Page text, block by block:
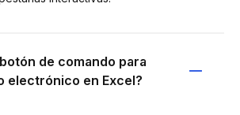
de comando para
electrónico en Excel?